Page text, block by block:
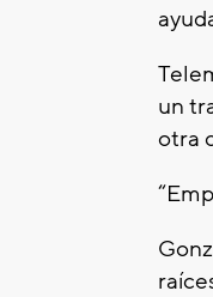
un
otra